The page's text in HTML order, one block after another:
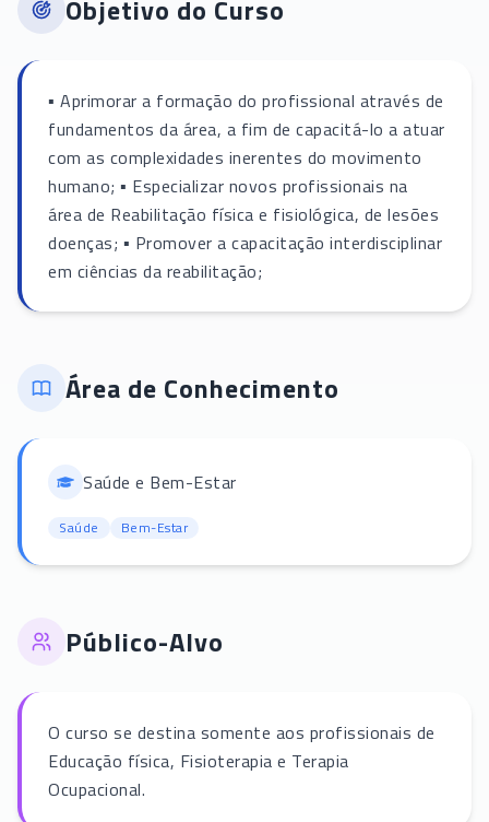
Objetivo do Curso
▪ Aprimorar a formação do profissional através de
fundamentos da área, a fim de capacitá-lo a atuar
com as complexidades inerentes do movimento
humano; ▪ Especializar novos profissionais na
área de Reabilitação física e fisiológica, de lesões
doenças; ▪ Promover a capacitação interdisciplinar
em ciências da reabilitação;
Área de Conhecimento
Saúde e Bem-Estar
Saúde Bem-Estar
Público-Alvo
O curso se destina somente aos profissionais de
Educação física, Fisioterapia e Terapia
Ocupacional.